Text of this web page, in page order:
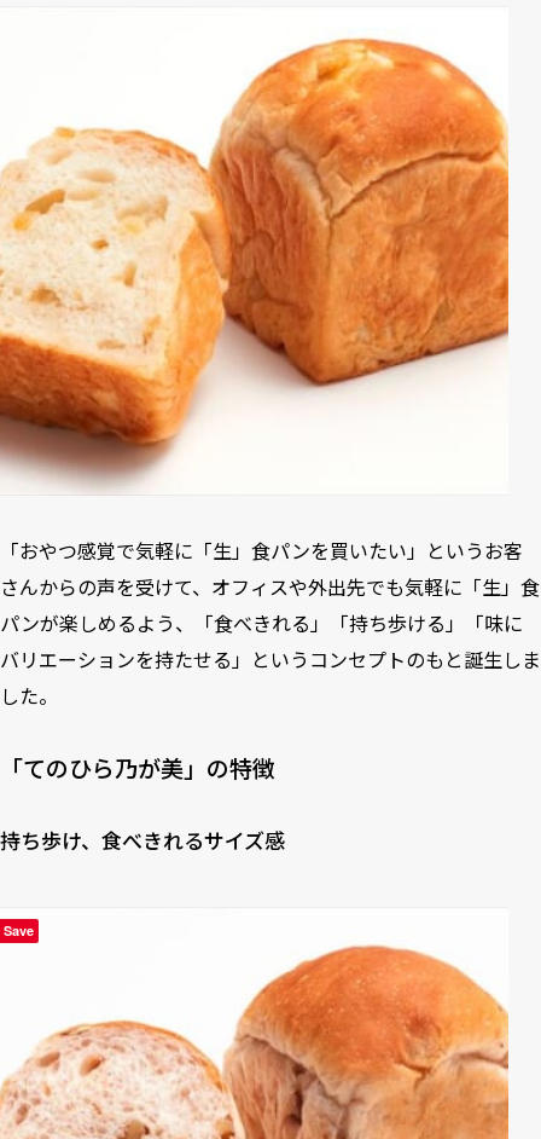
「おやつ感覚で気軽に「生」食パンを買いたい」というお客
さんからの声を受けて、オフィスや外出先でも気軽に「生」食
パンが楽しめるよう、「食べきれる」「持ち歩ける」「味に
バリエーションを持たせる」というコンセプトのもと誕生しま
した。
「てのひら乃が美」の特徴
持ち歩け、食べきれるサイズ感
Save